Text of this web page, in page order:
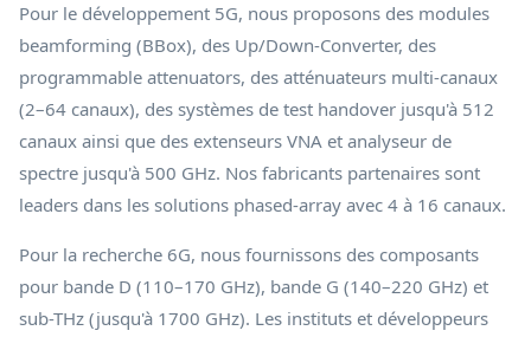
Pour le développement 5G, nous proposons des modules
beamforming (BBox), des Up/Down-Converter, des
programmable attenuators, des atténuateurs multi-canaux
(2–64 canaux), des systèmes de test handover jusqu'à 512
canaux ainsi que des extenseurs VNA et analyseur de
spectre jusqu'à 500 GHz. Nos fabricants partenaires sont
leaders dans les solutions phased-array avec 4 à 16 canaux.
Pour la recherche 6G, nous fournissons des composants
pour bande D (110–170 GHz), bande G (140–220 GHz) et
sub-THz (jusqu'à 1700 GHz). Les instituts et développeurs